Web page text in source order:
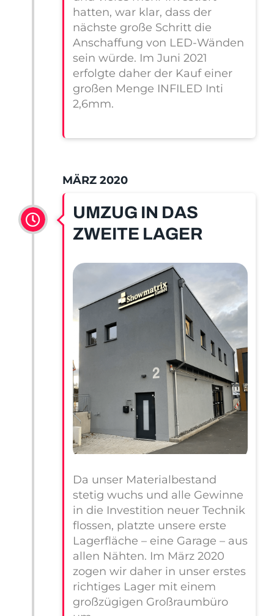
hatten, war klar, dass der
nächste große Schritt die
Anschaffung von LED-Wänden
sein würde. Im Juni 2021
erfolgte daher der Kauf einer
großen Menge INFILED Inti
2,6mm.
MÄRZ 2020
UMZUG IN DAS
ZWEITE LAGER
Da unser Materialbestand
stetig wuchs und alle Gewinne
in die Investition neuer Technik
flossen, platzte unsere erste
Lagerfläche – eine Garage – aus
allen Nähten. Im März 2020
zogen wir daher in unser erstes
richtiges Lager mit einem
großzügigen Großraumbüro